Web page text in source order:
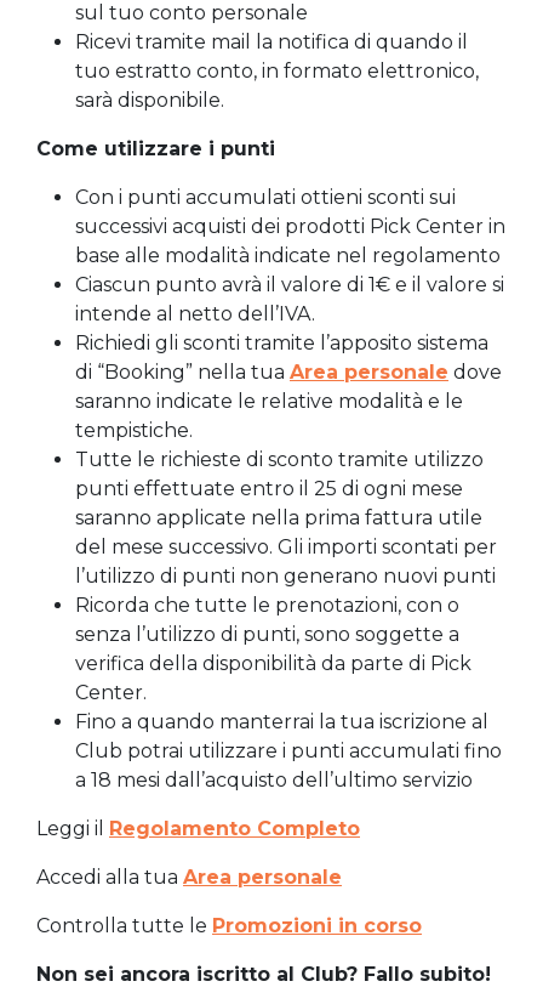
sul tuo conto personale
Ricevi tramite mail la notifica di quando il
tuo estratto conto, in formato elettronico,
sarà disponibile.
Come utilizzare i punti
Con i punti accumulati ottieni sconti sui
successivi acquisti dei prodotti Pick Center in
base alle modalità indicate nel regolamento
Ciascun punto avrà il valore di 1€ e il valore si
intende al netto dell’IVA.
Richiedi gli sconti tramite l’apposito sistema
di “Booking” nella tua Area personale dove
saranno indicate le relative modalità e le
tempistiche.
Tutte le richieste di sconto tramite utilizzo
punti effettuate entro il 25 di ogni mese
saranno applicate nella prima fattura utile
del mese successivo. Gli importi scontati per
l’utilizzo di punti non generano nuovi punti
Ricorda che tutte le prenotazioni, con o
senza l’utilizzo di punti, sono soggette a
verifica della disponibilità da parte di Pick
Center.
Fino a quando manterrai la tua iscrizione al
Club potrai utilizzare i punti accumulati fino
a 18 mesi dall’acquisto dell’ultimo servizio
Leggi il Regolamento Completo
Accedi alla tua Area personale
Controlla tutte le Promozioni in corso
Non sei ancora iscritto al Club? Fallo subito!